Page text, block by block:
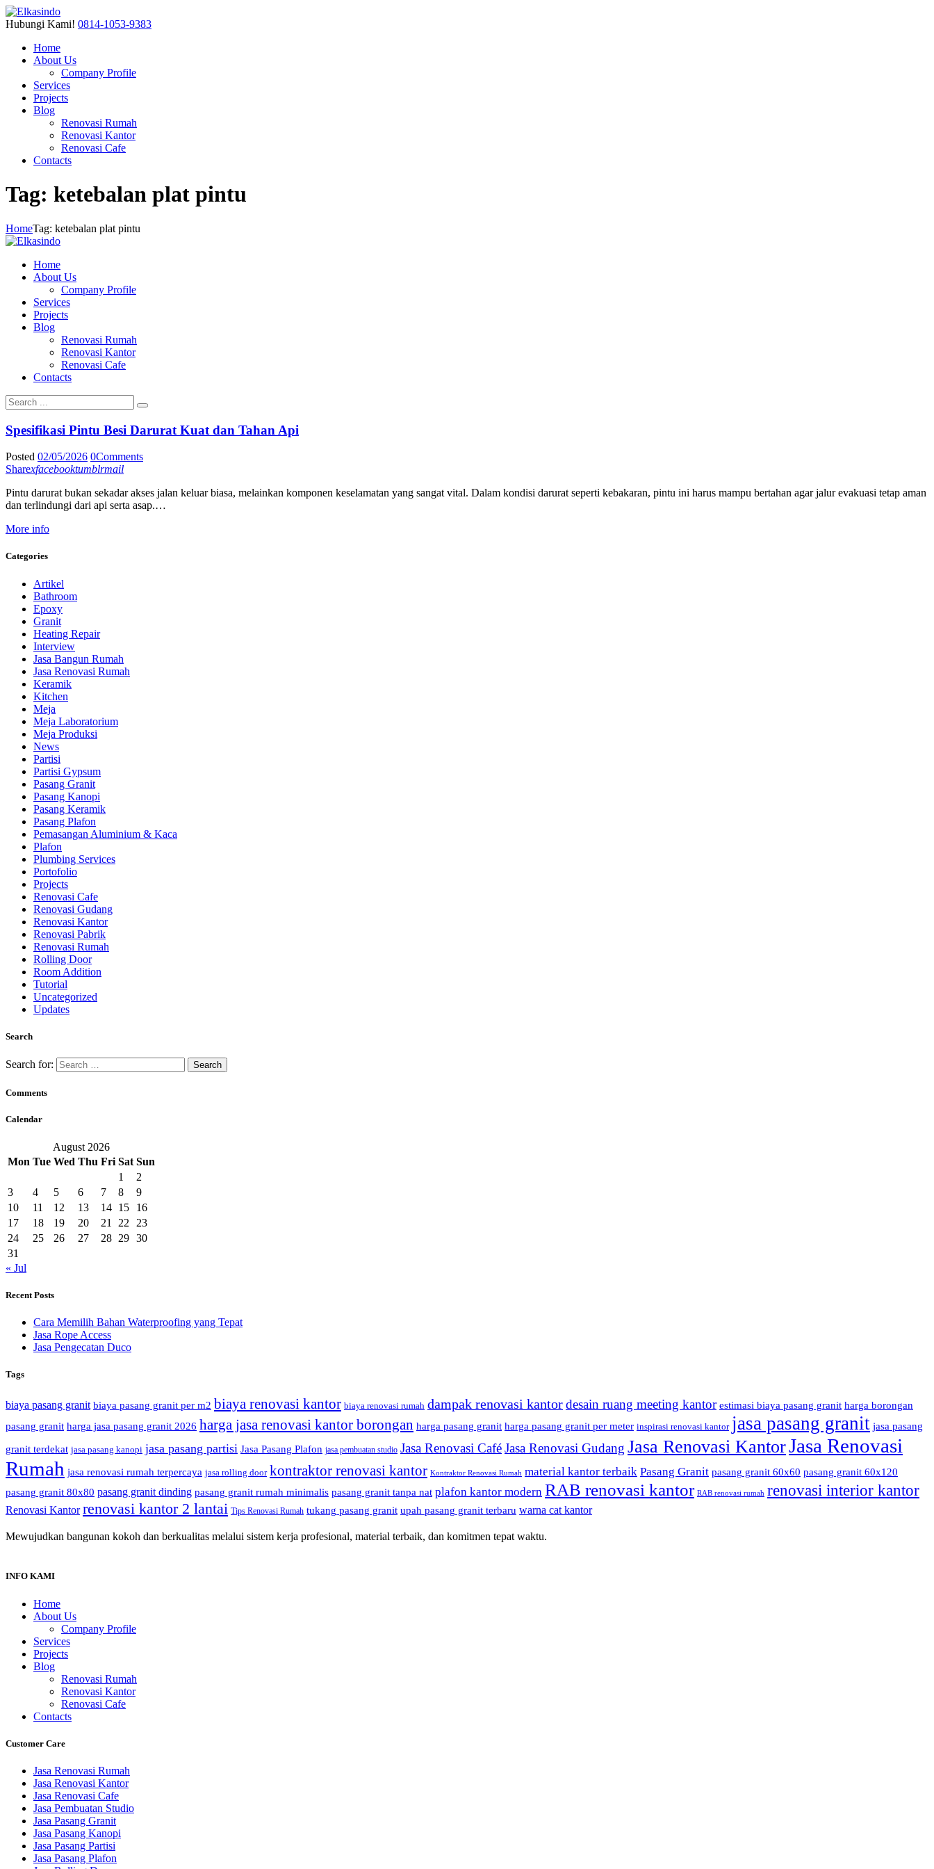
Hubungi Kami! 0814-1053-9383
Home
About Us
Company Profile
Services
Projects
Blog
Renovasi Rumah
Renovasi Kantor
Renovasi Cafe
Contacts
Tag: ketebalan plat pintu
HomeTag: ketebalan plat pintu
Home
About Us
Company Profile
Services
Projects
Blog
Renovasi Rumah
Renovasi Kantor
Renovasi Cafe
Contacts
Spesifikasi Pintu Besi Darurat Kuat dan Tahan Api
Posted 02/05/2026 0Comments
Sharexfacebooktumblrmail
Pintu darurat bukan sekadar akses jalan keluar biasa, melainkan komponen keselamatan yang sangat vital. Dalam kondisi darurat seperti kebakaran, pintu ini harus mampu bertahan agar jalur evakuasi tetap aman
dan terlindungi dari api serta asap.…
More info
Categories
Artikel
Bathroom
Epoxy
Granit
Heating Repair
Interview
Jasa Bangun Rumah
Jasa Renovasi Rumah
Keramik
Kitchen
Meja
Meja Laboratorium
Meja Produksi
News
Partisi
Partisi Gypsum
Pasang Granit
Pasang Kanopi
Pasang Keramik
Pasang Plafon
Pemasangan Aluminium & Kaca
Plafon
Plumbing Services
Portofolio
Projects
Renovasi Cafe
Renovasi Gudang
Renovasi Kantor
Renovasi Pabrik
Renovasi Rumah
Rolling Door
Room Addition
Tutorial
Uncategorized
Updates
Search
Search for:
Comments
Calendar
August 2026
Mon Tue Wed Thu Fri Sat Sun
1
2
3
4 5 6 7 8
9
10
11 12 13 14 15
16
17
18 19 20 21 22
23
24
25 26 27 28 29 30
31
« Jul
Recent Posts
Cara Memilih Bahan Waterproofing yang Tepat
Jasa Rope Access
Jasa Pengecatan Duco
Tags
biaya pasang granit biaya pasang granit per m2 biaya renovasi kantor biaya renovasi rumah dampak renovasi kantordesain ruang meeting kantor estimasi biaya pasang granit harga borongan
pasang granit harga jasa pasang granit 2026 harga jasa renovasi kantor borongan harga pasang granit harga pasang granit per meter inspirasi renovasi kantor jasa pasang granit jasa pasang
granit terdekat jasa pasang kanopi jasa pasang partisi Jasa Pasang Plafon jasa pembuatan studio Jasa Renovasi CaféJasa Renovasi Gudang Jasa Renovasi KantorJasa Renovasi
Rumah jasa renovasi rumah terpercaya jasa rolling door kontraktor renovasi kantor Kontraktor Renovasi Rumah material kantor terbaik Pasang Granit pasang granit 60x60 pasang granit 60x120
pasang granit 80x80 pasang granit dinding pasang granit rumah minimalis pasang granit tanpa nat plafon kantor modern RAB renovasi kantor RAB renovasi rumah renovasi interior kantor
Renovasi Kantor renovasi kantor 2 lantai Tips Renovasi Rumah tukang pasang granit upah pasang granit terbaru warna cat kantor
Mewujudkan bangunan kokoh dan berkualitas melalui sistem kerja profesional, material terbaik, dan komitmen tepat waktu.
INFO KAMI
Home
About Us
Company Profile
Services
Projects
Blog
Renovasi Rumah
Renovasi Kantor
Renovasi Cafe
Contacts
Customer Care
Jasa Renovasi Rumah
Jasa Renovasi Kantor
Jasa Renovasi Cafe
Jasa Pembuatan Studio
Jasa Pasang Granit
Jasa Pasang Kanopi
Jasa Pasang Partisi
Jasa Pasang Plafon